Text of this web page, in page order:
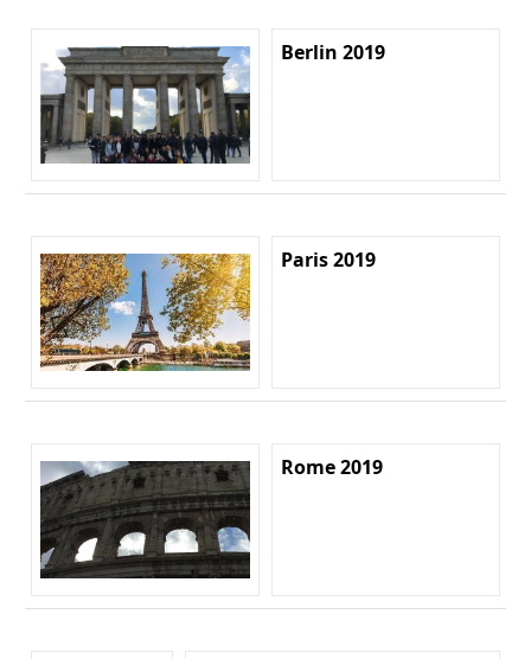
Berlin 2019
Paris 2019
Rome 2019